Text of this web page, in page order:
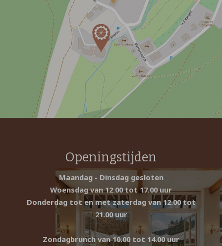
Openingstijden
Maandag - Dinsdag gesloten
Woensdag van 12.00 tot 17.00 uur
Donderdag tot en met zaterdag van 12.00 tot
21.00 uur
Zondagbrunch van 10.00 tot 14.00 uur